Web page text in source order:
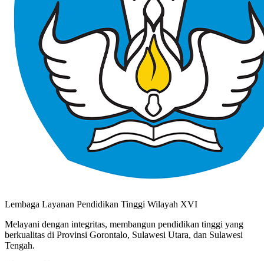
Lembaga Layanan Pendidikan Tinggi Wilayah XVI
Melayani dengan integritas, membangun pendidikan tinggi yang
berkualitas di Provinsi Gorontalo, Sulawesi Utara, dan Sulawesi
Tengah.